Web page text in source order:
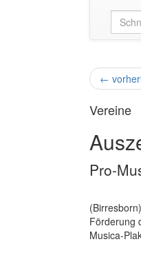
←
Vereine
Pro-
Förderung
Musica-